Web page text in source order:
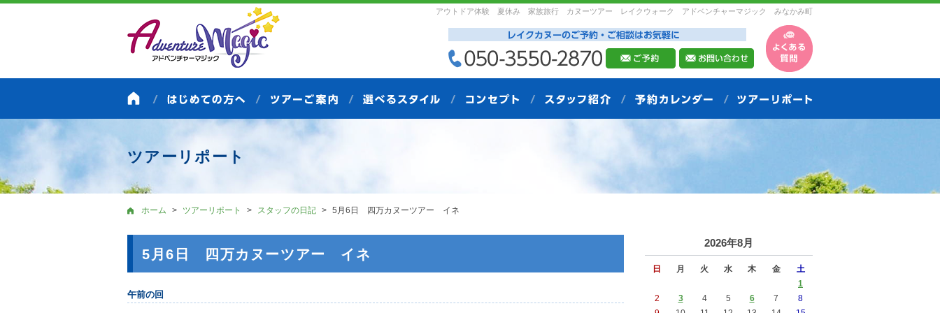
アウトドア体験 夏休み 家族旅行 カヌーツアー レイクウォーク アドベンチャーマジック みなかみ町
ツアーリポート
ホーム ツアーリポート スタッフの日記 5月6日 四万カヌーツアー イネ
5月6日 四万カヌーツアー イネ
午前の回
2026年8月
日 月 火 水 木 金
土
1
2
3 4 5 6 7
8